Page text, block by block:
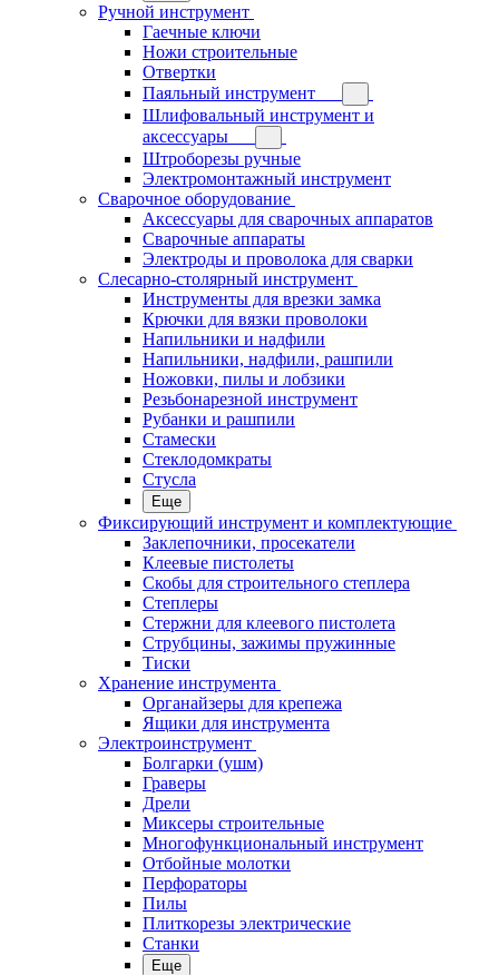
Ручной инструмент
Гаечные ключи
Ножи строительные
Отвертки
Паяльный инструмент
Шлифовальный инструмент и
аксессуары
Штроборезы ручные
Электромонтажный инструмент
Сварочное оборудование
Аксессуары для сварочных аппаратов
Сварочные аппараты
Электроды и проволока для сварки
Слесарно-столярный инструмент
Инструменты для врезки замка
Крючки для вязки проволоки
Напильники и надфили
Напильники, надфили, рашпили
Ножовки, пилы и лобзики
Резьбонарезной инструмент
Рубанки и рашпили
Стамески
Стеклодомкраты
Стусла
Еще
Фиксирующий инструмент и комплектующие
Заклепочники, просекатели
Клеевые пистолеты
Скобы для строительного степлера
Степлеры
Стержни для клеевого пистолета
Струбцины, зажимы пружинные
Тиски
Хранение инструмента
Органайзеры для крепежа
Ящики для инструмента
Электроинструмент
Болгарки (ушм)
Граверы
Дрели
Миксеры строительные
Многофункциональный инструмент
Отбойные молотки
Перфораторы
Пилы
Плиткорезы электрические
Станки
Еще